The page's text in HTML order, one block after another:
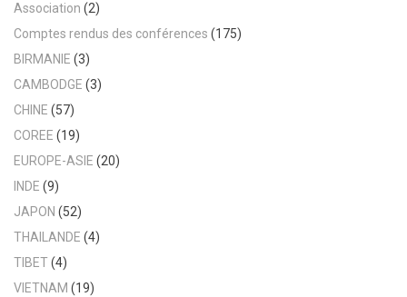
Association (2)
Comptes rendus des conférences (175)
BIRMANIE (3)
CAMBODGE (3)
CHINE (57)
COREE (19)
EUROPE-ASIE (20)
INDE (9)
JAPON (52)
THAILANDE (4)
TIBET(4)
VIETNAM (19)